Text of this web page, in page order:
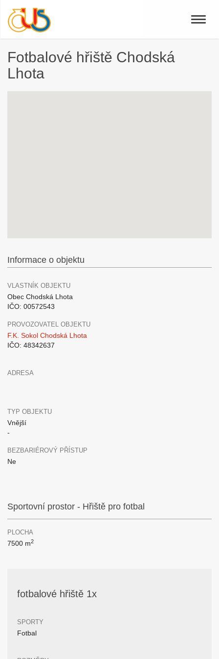
Toggle
Fotbalové hřiště Chodská
Lhota
Informace o objektu
VLASTNÍK OBJEKTU
Obec Chodská Lhota
IČO: 00572543
PROVOZOVATEL OBJEKTU
F.K. Sokol Chodská Lhota
IČO: 48342637
ADRESA
TYP OBJEKTU
Vnější
-
BEZBARIÉROVÝ PŘÍSTUP
Ne
Sportovní prostor - Hřiště pro fotbal
PLOCHA
7500 m2
fotbalové hřiště 1x
SPORTY
Fotbal